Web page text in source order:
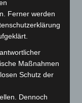
mit 3,17
gezogen
2026:
Rettung
Ferner werden
Maßnahmen
Schutz der
Dennoch